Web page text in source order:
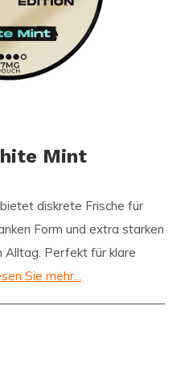
Mint
diskrete Frische für
Form und extra starken
Alltag. Perfekt für klare
Sie mehr...